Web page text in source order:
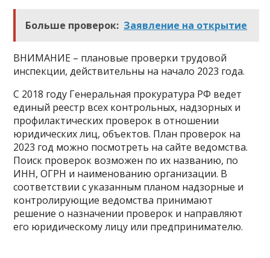
Больше проверок: Заявление на открытие
ВНИМАНИЕ – плановые проверки трудовой
инспекции, действительны на начало 2023 года.
С 2018 году Генеральная прокуратура РФ ведет
единый реестр всех контрольных, надзорных и
профилактических проверок в отношении
юридических лиц, объектов. План проверок на
2023 год можно посмотреть на сайте ведомства.
Поиск проверок возможен по их названию, по
ИНН, ОГРН и наименованию организации. В
соответствии с указанным планом надзорные и
контролирующие ведомства принимают
решение о назначении проверок и направляют
его юридическому лицу или предпринимателю.